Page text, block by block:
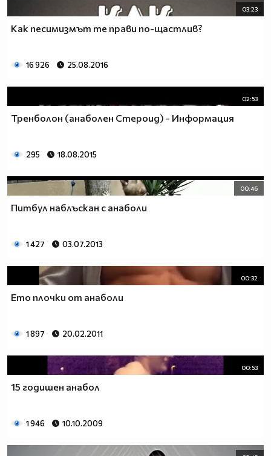
03:23
Как песимизмът те прави по-щастлив?
16 926 25.08.2016
02:53
Тренболон (анаболен Стероид) - Информация
295 18.08.2015
00:46
Питбул наблъскан с анаболи
1 427 03.07.2013
00:32
Ето плочки от анаболи
1 897 20.02.2011
00:53
15 годишен анабол
1 946 10.10.2009